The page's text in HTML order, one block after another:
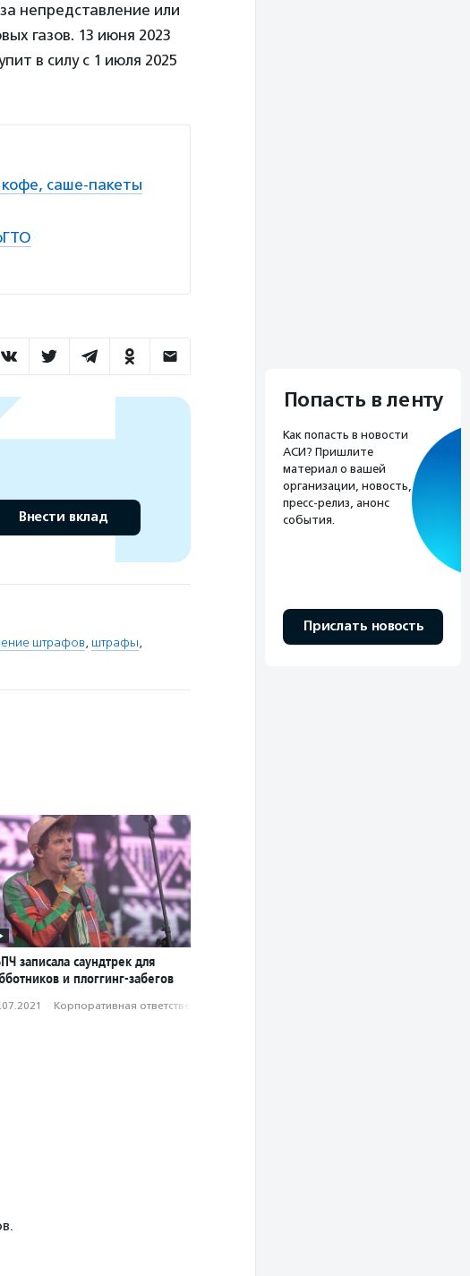
непредставление или
газов. 13 июня 2023
в силу с 1 июля 2025
саше-пакеты
Внести вклад
штрафов, штрафы,
записала саундтрек для
и плоггинг-забегов
· Корпоративная ответственность
Попасть в ленту
Как попасть в новости
АСИ? Пришлите
материал о вашей
организации, новость,
пресс-релиз, анонс
события.
Прислать новость